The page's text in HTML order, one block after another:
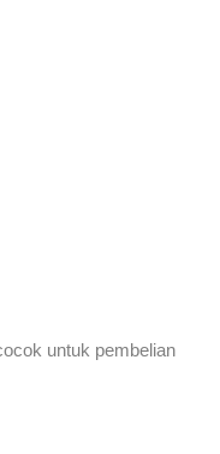
untuk pembelian